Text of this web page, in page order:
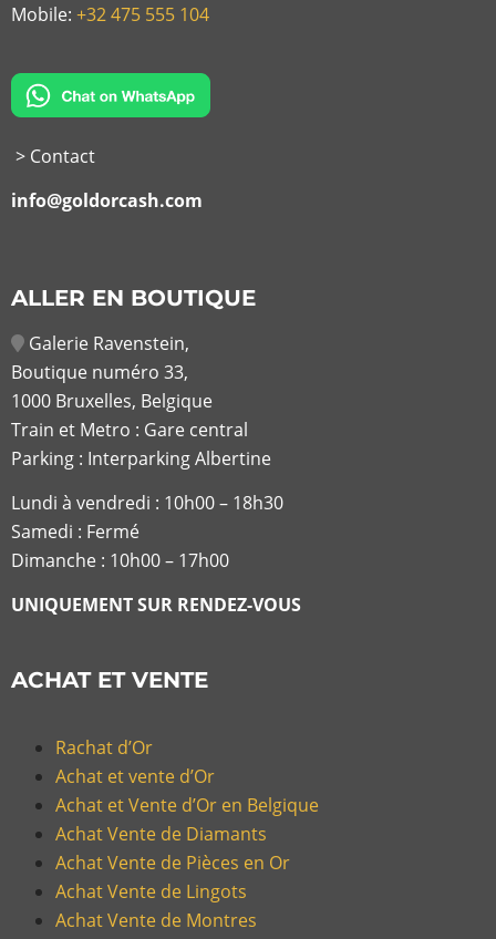
Mobile: +32 475 555 104
> Contact
info@goldorcash.com
ALLER EN BOUTIQUE
Galerie Ravenstein,
Boutique numéro 33,
1000 Bruxelles, Belgique
Train et Metro : Gare central
Parking : Interparking Albertine
Lundi à vendredi : 10h00 – 18h30
Samedi : Fermé
Dimanche : 10h00 – 17h00
UNIQUEMENT SUR RENDEZ-VOUS
ACHAT ET VENTE
Rachat d’Or
Achat et vente d’Or
Achat et Vente d’Or en Belgique
Achat Vente de Diamants
Achat Vente de Pièces en Or
Achat Vente de Lingots
Achat Vente de Montres